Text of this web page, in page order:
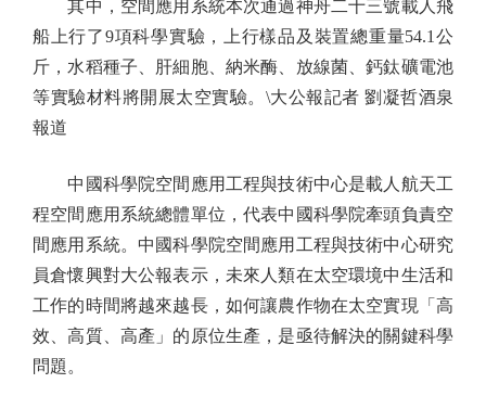
其中，空間應用系統本次通過神舟二十三號載人飛
船上行了9項科學實驗，上行樣品及裝置總重量54.1公
斤，水稻種子、肝細胞、納米酶、放線菌、鈣鈦礦電池
等實驗材料將開展太空實驗。\大公報記者 劉凝哲酒泉
報道
中國科學院空間應用工程與技術中心是載人航天工
程空間應用系統總體單位，代表中國科學院牽頭負責空
間應用系統。中國科學院空間應用工程與技術中心研究
員倉懷興對大公報表示，未來人類在太空環境中生活和
工作的時間將越來越長，如何讓農作物在太空實現「高
效、高質、高產」的原位生產，是亟待解決的關鍵科學
問題。